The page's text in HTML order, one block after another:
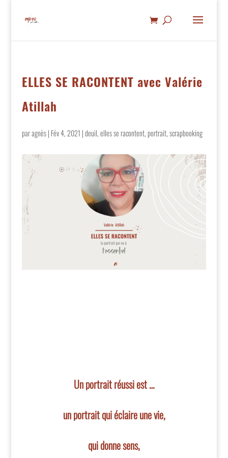
ELLES SE RACONTENT avec Valérie
Atillah
paragnès| Fév 4, 2021 |deuil,elles se racontent,portrait,scrapbooking
Un portrait réussi est …
un portrait qui éclaire une vie,
qui donne sens,